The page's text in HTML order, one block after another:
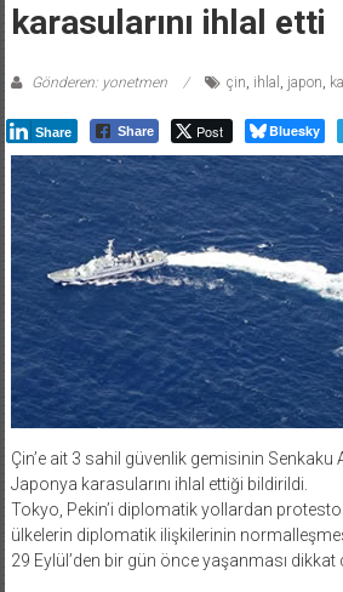
karasularını ihlal etti
Gönderen: yonetmen çin, ihlal , japon,
Share Share Post Bluesky
Çin’e ait 3 sahil güvenlik gemisinin Senkaku
Japonya karasularını ihlal ettiği bildirildi.
Tokyo, Pekin’i diplomatik yollardan
ülkelerin diplomatik ilişkilerinin
29 Eylül’den bir gün önce yaşanması dikkat